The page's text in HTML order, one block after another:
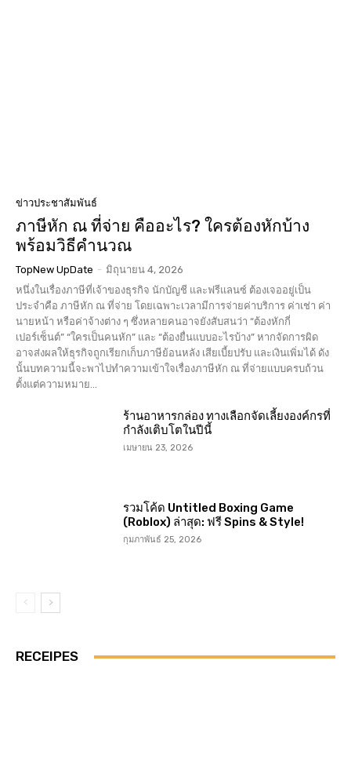
ข่าวประชาสัมพันธ์
ภาษีหัก ณ ที่จ่าย คืออะไร? ใครต้องหักบ้าง
พร้อมวิธีคำนวณ
TopNew UpDate - มิถุนายน 4, 2026
หนึ่งในเรื่องภาษีที่เจ้าของธุรกิจ นักบัญชี และฟรีแลนซ์ ต้องเจออยู่เป็น
ประจำคือ ภาษีหัก ณ ที่จ่าย โดยเฉพาะเวลามีการจ่ายค่าบริการ ค่าเช่า ค่า
นายหน้า หรือค่าจ้างต่าง ๆ ซึ่งหลายคนอาจยังสับสนว่า “ต้องหักกี่
เปอร์เซ็นต์” “ใครเป็นคนหัก” และ “ต้องยื่นแบบอะไรบ้าง” หากจัดการผิด
อาจส่งผลให้ธุรกิจถูกเรียกเก็บภาษีย้อนหลัง เสียเบี้ยปรับ และเงินเพิ่มได้ ดัง
นั้นบทความนี้จะพาไปทำความเข้าใจเรื่องภาษีหัก ณ ที่จ่ายแบบครบถ้วน
ตั้งแต่ความหมาย...
ร้านอาหารกล่อง ทางเลือกจัดเลี้ยงองค์กรที่
กำลังเติบโตในปีนี้
เมษายน 23, 2026
รวมโค้ด Untitled Boxing Game
(Roblox) ล่าสุด: ฟรี Spins & Style!
กุมภาพันธ์ 25, 2026
RECEIPES